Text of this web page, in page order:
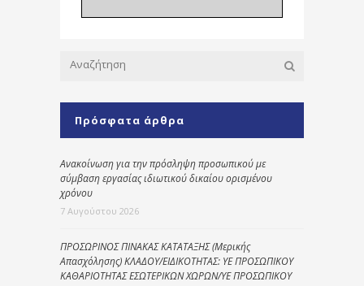
Πρόσφατα άρθρα
Ανακοίνωση για την πρόσληψη προσωπικού με
σύμβαση εργασίας ιδιωτικού δικαίου ορισμένου
χρόνου
7 Αυγούστου 2026
ΠΡΟΣΩΡΙΝΟΣ ΠΙΝΑΚΑΣ ΚΑΤΑΤΑΞΗΣ (Μερικής
Απασχόλησης) ΚΛΑΔΟΥ/ΕΙΔΙΚΟΤΗΤΑΣ: ΥΕ ΠΡΟΣΩΠΙΚΟΥ
ΚΑΘΑΡΙΟΤΗΤΑΣ ΕΣΩΤΕΡΙΚΩΝ ΧΩΡΩΝ/ΥΕ ΠΡΟΣΩΠΙΚΟΥ